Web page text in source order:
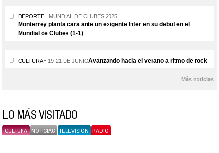
DEPORTE MUNDIAL DE CLUBES 2025
Monterrey planta cara ante un exigente Inter en su debut en el
Mundial de Clubes (1-1)
CULTURA 19-21 DE JUNIOAvanzando hacia el verano a ritmo de rock
Más noticias
LO MÁS VISITADO
CULTURA NOTICIAS TELEVISION RADIO